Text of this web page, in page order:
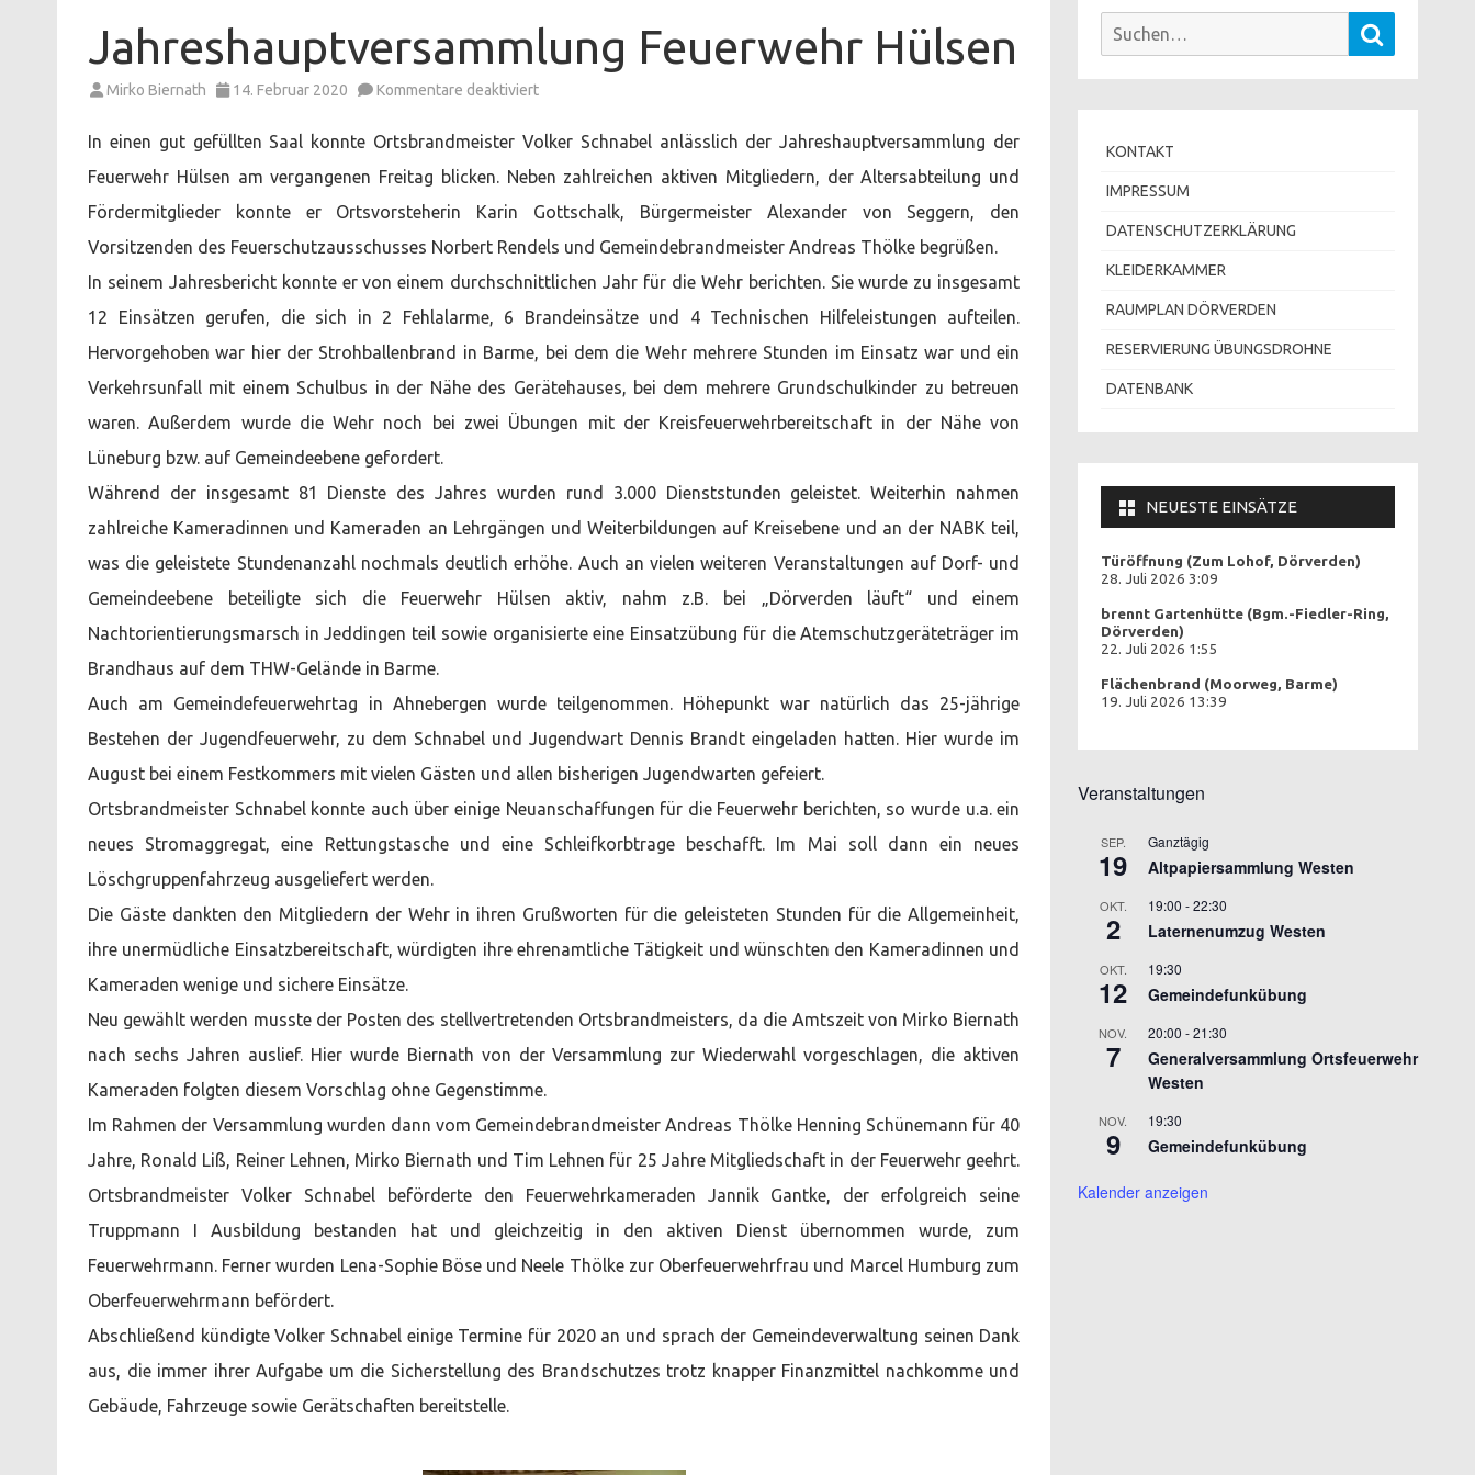
Jahreshauptversammlung Feuerwehr Hülsen
Mirko Biernath 14. Februar 2020 Kommentare deaktiviertfür
Hülsen
In einen gut gefüllten Saal konnte Ortsbrandmeister Volker Schnabel anlässlich der Jahreshauptversammlung der
Feuerwehr Hülsen am vergangenen Freitag blicken. Neben zahlreichen aktiven Mitgliedern, der Altersabteilung und
Fördermitglieder konnte er Ortsvorsteherin Karin Gottschalk, Bürgermeister Alexander von Seggern, den
Vorsitzenden des Feuerschutzausschusses Norbert Rendels und Gemeindebrandmeister Andreas Thölke begrüßen.
In seinem Jahresbericht konnte er von einem durchschnittlichen Jahr für die Wehr berichten. Sie wurde zu insgesamt
12 Einsätzen gerufen, die sich in 2 Fehlalarme, 6 Brandeinsätze und 4 Technischen Hilfeleistungen aufteilen.
Hervorgehoben war hier der Strohballenbrand in Barme, bei dem die Wehr mehrere Stunden im Einsatz war und ein
Verkehrsunfall mit einem Schulbus in der Nähe des Gerätehauses, bei dem mehrere Grundschulkinder zu betreuen
waren. Außerdem wurde die Wehr noch bei zwei Übungen mit der Kreisfeuerwehrbereitschaft in der Nähe von
Lüneburg bzw. auf Gemeindeebene gefordert.
Während der insgesamt 81 Dienste des Jahres wurden rund 3.000 Dienststunden geleistet. Weiterhin nahmen
zahlreiche Kameradinnen und Kameraden an Lehrgängen und Weiterbildungen auf Kreisebene und an der NABK teil,
was die geleistete Stundenanzahl nochmals deutlich erhöhe. Auch an vielen weiteren Veranstaltungen auf Dorf- und
Gemeindeebene beteiligte sich die Feuerwehr Hülsen aktiv, nahm z.B. bei „Dörverden läuft“ und einem
Nachtorientierungsmarsch in Jeddingen teil sowie organisierte eine Einsatzübung für die Atemschutzgeräteträger im
Brandhaus auf dem THW-Gelände in Barme.
Auch am Gemeindefeuerwehrtag in Ahnebergen wurde teilgenommen. Höhepunkt war natürlich das 25-jährige
Bestehen der Jugendfeuerwehr, zu dem Schnabel und Jugendwart Dennis Brandt eingeladen hatten. Hier wurde im
August bei einem Festkommers mit vielen Gästen und allen bisherigen Jugendwarten gefeiert.
Ortsbrandmeister Schnabel konnte auch über einige Neuanschaffungen für die Feuerwehr berichten, so wurde u.a. ein
neues Stromaggregat, eine Rettungstasche und eine Schleifkorbtrage beschafft. Im Mai soll dann ein neues
Löschgruppenfahrzeug ausgeliefert werden.
Die Gäste dankten den Mitgliedern der Wehr in ihren Grußworten für die geleisteten Stunden für die Allgemeinheit,
ihre unermüdliche Einsatzbereitschaft, würdigten ihre ehrenamtliche Tätigkeit und wünschten den Kameradinnen und
Kameraden wenige und sichere Einsätze.
Neu gewählt werden musste der Posten des stellvertretenden Ortsbrandmeisters, da die Amtszeit von Mirko Biernath
nach sechs Jahren auslief. Hier wurde Biernath von der Versammlung zur Wiederwahl vorgeschlagen, die aktiven
Kameraden folgten diesem Vorschlag ohne Gegenstimme.
Im Rahmen der Versammlung wurden dann vom Gemeindebrandmeister Andreas Thölke Henning Schünemann für 40
Jahre, Ronald Liß, Reiner Lehnen, Mirko Biernath und Tim Lehnen für 25 Jahre Mitgliedschaft in der Feuerwehr geehrt.
Ortsbrandmeister Volker Schnabel beförderte den Feuerwehrkameraden Jannik Gantke, der erfolgreich seine
Truppmann I Ausbildung bestanden hat und gleichzeitig in den aktiven Dienst übernommen wurde, zum
Feuerwehrmann. Ferner wurden Lena-Sophie Böse und Neele Thölke zur Oberfeuerwehrfrau und Marcel Humburg zum
Oberfeuerwehrmann befördert.
Abschließend kündigte Volker Schnabel einige Termine für 2020 an und sprach der Gemeindeverwaltung seinen Dank
aus, die immer ihrer Aufgabe um die Sicherstellung des Brandschutzes trotz knapper Finanzmittel nachkomme und
Gebäude, Fahrzeuge sowie Gerätschaften bereitstelle.
Suchen
KONTAKT
IMPRESSUM
DATENSCHUTZERKLÄRUNG
KLEIDERKAMMER
RAUMPLAN DÖRVERDEN
RESERVIERUNG ÜBUNGSDROHNE
DATENBANK
NEUESTE EINSÄTZE
Türöffnung (Zum Lohof, Dörverden)
28. Juli 2026 3:09
brennt Gartenhütte (Bgm.-Fiedler-Ring,
Dörverden)
22. Juli 2026 1:55
Flächenbrand (Moorweg, Barme)
19. Juli 2026 13:39
Veranstaltungen
SEP.
19
Ganztägig
Altpapiersammlung Westen
OKT.
2
19:00 -22:30
Laternenumzug Westen
OKT.
12
19:30
Gemeindefunkübung
NOV.
7
20:00 -21:30
Generalversammlung Ortsfeuerwehr
Westen
NOV.
9
19:30
Gemeindefunkübung
Kalender anzeigen